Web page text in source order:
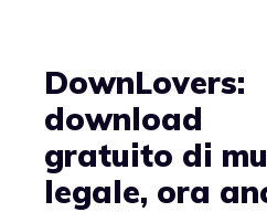
DownLovers:
download
gratuito di
legale, ora